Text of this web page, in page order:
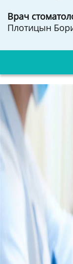
Врач
Плотицын